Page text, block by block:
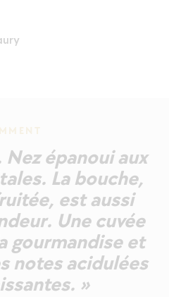
Nez épanoui aux
La bouche,
est aussi
Une cuvée
gourmandise et
notes acidulées
»